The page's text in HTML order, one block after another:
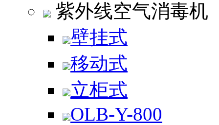
紫外线空气消毒机
壁挂式
移动式
立柜式
OLB-Y-800